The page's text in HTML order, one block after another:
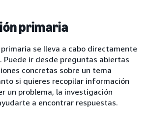
primaria
se lleva a cabo directamente
Puede ir desde preguntas abiertas
concretas sobre un tema
si quieres recopilar información
un problema, la investigación
a encontrar respuestas.